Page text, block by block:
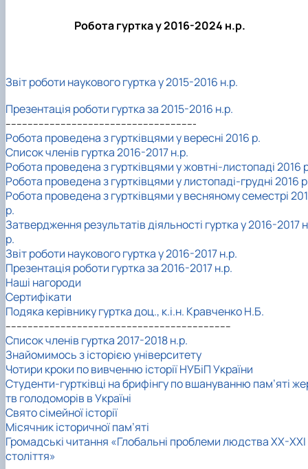
Робота гуртка у 2016-2024 н.р.
Звіт роботи наукового гуртка у 2015-2016 н.р.
Презентація роботи гуртка за 2015-2016 н.р.
---------------------------------------------------------------------
Робота проведена з гуртківцями у вересні 2016 р.
Список членів гуртка 2016-2017 н.р.
Робота проведена з гуртківцями у жовтні-листопаді 2016
Робота проведена з гуртківцями у листопаді-грудні 2016
Робота проведена з гуртківцями у весняному семестрі
р.
Затвердження результатів діяльності гуртка у 2016-2017
р.
Звіт роботи наукового гуртка у 2016-2017 н.р.
Презентація роботи гуртка за 2016-2017 н.р.
Наші нагороди
Сертифікати
Подяка керівнику гуртка доц., к.і.н. Кравченко Н.Б.
----------------------------------------------------------------------------------
Список членів гуртка 2017-2018 н.р.
Знайомимось з історією університету
Чотири кроки по вивченню історії НУБіП України
Студенти-гуртківці на брифінгу по вшануванню пам’яті
тв голодоморів в Україні
Свято сімейної історії
Місячник історичної пам’яті
Громадські читання «Глобальні проблеми людства ХХ-ХХІ
століття»